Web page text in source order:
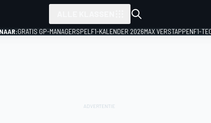
GRATIS GP-MANAGERSPEL F1-KALENDER 2026MAX VERSTAPPENF1-